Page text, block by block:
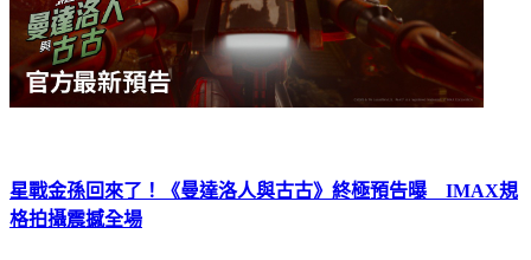
星戰金孫回來了！《曼達洛人與古古》終極預告曝 IMAX規
格拍攝震撼全場